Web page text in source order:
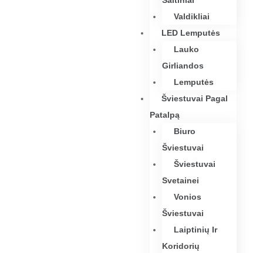
Valdikliai
LED Lemputės
Lauko
Girliandos
Lemputės
Šviestuvai Pagal
Patalpą
Biuro
Šviestuvai
Šviestuvai
Svetainei
Vonios
Šviestuvai
Laiptinių Ir
Koridorių